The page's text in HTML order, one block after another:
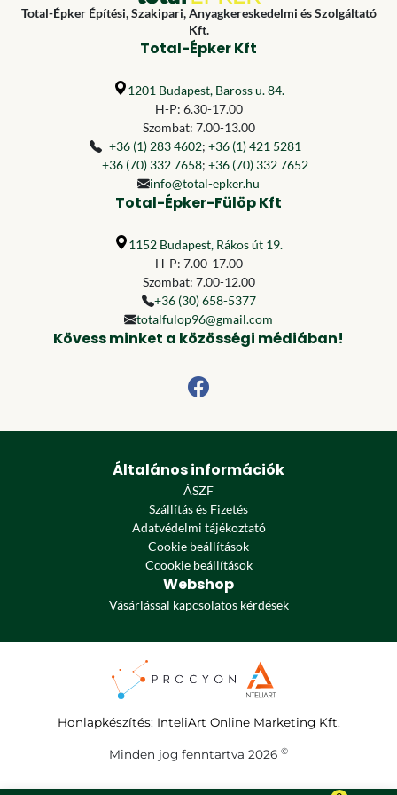
Total-Épker Építési, Szakipari, Anyagkereskedelmi és Szolgáltató
Kft.
Total-Épker Kft
1201 Budapest, Baross u. 84.
H-P: 6.30-17.00
Szombat: 7.00-13.00
+36 (1) 283 4602; +36 (1) 421 5281
+36 (70) 332 7658; +36 (70) 332 7652
info@total-epker.hu
Total-Épker-Fülöp Kft
1152 Budapest, Rákos út 19.
H-P: 7.00-17.00
Szombat: 7.00-12.00
+36 (30) 658-5377
totalfulop96@gmail.com
Kövess minket a közösségi médiában!
Általános információk
ÁSZF
Szállítás és Fizetés
Adatvédelmi tájékoztató
Cookie beállítások
Ccookie beállítások
Webshop
Vásárlással kapcsolatos kérdések
Honlapkészítés: InteliArt Online Marketing Kft.
Minden jog fenntartva 2026 ©